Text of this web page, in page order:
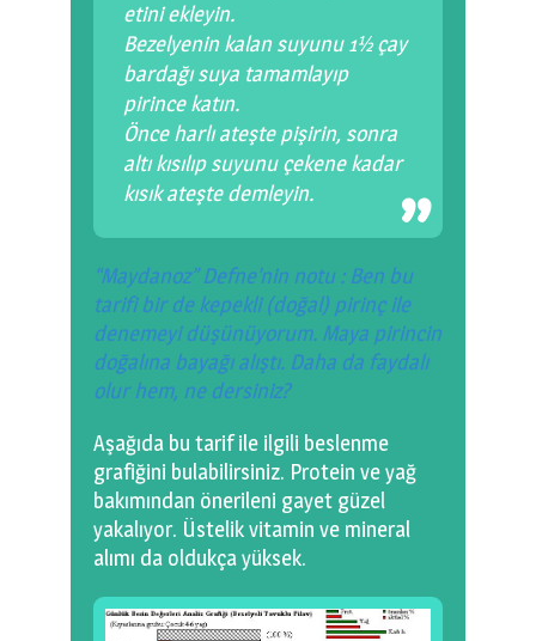
etini ekleyin.
Bezelyenin kalan suyunu 1½ çay
bardağı suya tamamlayıp
pirince katın.
Önce harlı ateşte pişirin, sonra
altı kısılıp suyunu çekene kadar
kısık ateşte demleyin.
“Maydanoz” Defne’nin notu : Ben bu
tarifi bir de kepekli (doğal) pirinç ile
denemeyi düşünüyorum. Maya pirincin
doğalına bayağı alıştı. Daha da faydalı
olur hem, ne dersiniz?
Aşağıda bu tarif ile ilgili beslenme
grafiğini bulabilirsiniz. Protein ve yağ
bakımından önerileni gayet güzel
yakalıyor. Üstelik vitamin ve mineral
alımı da oldukça yüksek.